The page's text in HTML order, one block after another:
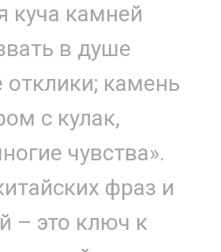
куча камней
в душе
отклики; камень
с кулак,
чувства».
фраз и
– это ключ к